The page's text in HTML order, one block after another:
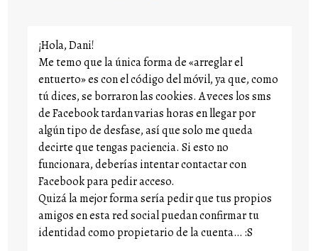
¡Hola, Dani!
Me temo que la única forma de «arreglar el
entuerto» es con el código del móvil, ya que, como
tú dices, se borraron las cookies. A veces los sms
de Facebook tardan varias horas en llegar por
algún tipo de desfase, así que solo me queda
decirte que tengas paciencia. Si esto no
funcionara, deberías intentar contactar con
Facebook para pedir acceso.
Quizá la mejor forma sería pedir que tus propios
amigos en esta red social puedan confirmar tu
identidad como propietario de la cuenta… :S